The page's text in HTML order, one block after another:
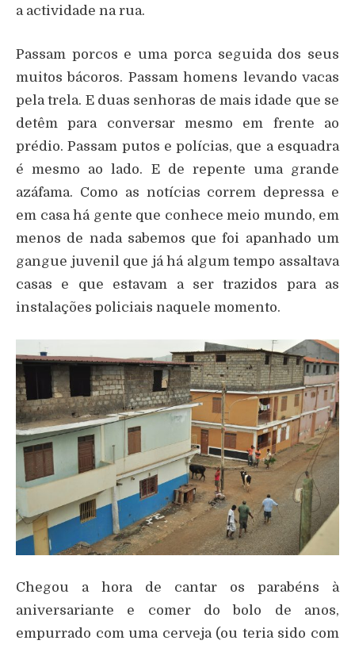
a actividade na rua.
Passam porcos e uma porca seguida dos seus
muitos bácoros. Passam homens levando vacas
pela trela. E duas senhoras de mais idade que se
detêm para conversar mesmo em frente ao
prédio. Passam putos e polícias, que a esquadra
é mesmo ao lado. E de repente uma grande
azáfama. Como as notícias correm depressa e
em casa há gente que conhece meio mundo, em
menos de nada sabemos que foi apanhado um
gangue juvenil que já há algum tempo assaltava
casas e que estavam a ser trazidos para as
instalações policiais naquele momento.
Chegou a hora de cantar os parabéns à
aniversariante e comer do bolo de anos,
empurrado com uma cerveja (ou teria sido com